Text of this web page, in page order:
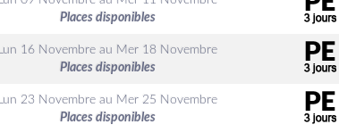
Places disponibles
Lun 16 Novembre au Mer 18 Novembre
Places disponibles
Lun 23 Novembre au Mer 25 Novembre
Places disponibles